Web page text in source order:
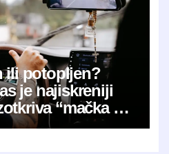
ili potopljen?
je najiskreniji
“mačka u